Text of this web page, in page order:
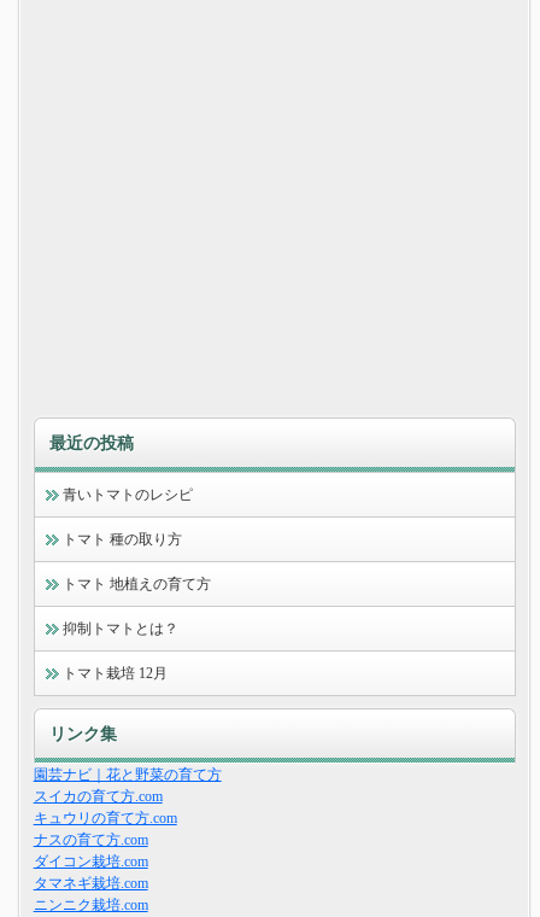
最近の投稿
青いトマトのレシピ
トマト 種の取り方
トマト 地植えの育て方
抑制トマトとは？
トマト栽培 12月
リンク集
園芸ナビ｜花と野菜の育て方
スイカの育て方.com
キュウリの育て方.com
ナスの育て方.com
ダイコン栽培.com
タマネギ栽培.com
ニンニク栽培.com